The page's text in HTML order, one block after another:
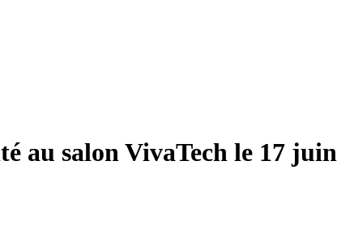
au salon VivaTech le 17 juin